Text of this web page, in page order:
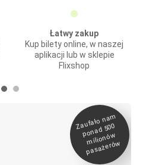
Łatwy zakup
Kup bilety online, w naszej
aplikacji lub w sklepie
Flixshop
Zaufało na
m
ponad 500
milionó
w
pasażeró
w